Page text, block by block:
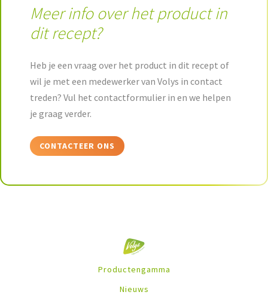
Meer info over het product in
dit recept?
Heb je een vraag over het product in dit recept of
wil je met een medewerker van Volys in contact
treden? Vul het contactformulier in en we helpen
je graag verder.
CONTACTEER ONS
Productengamma
Nieuws